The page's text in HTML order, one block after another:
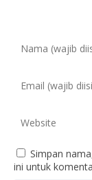
Simpan
ini untuk